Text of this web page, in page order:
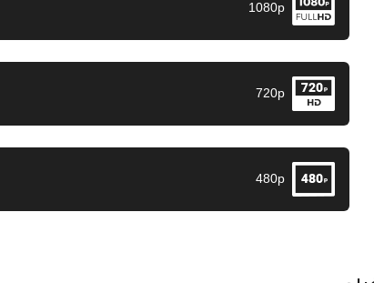
1080p
720p
480p